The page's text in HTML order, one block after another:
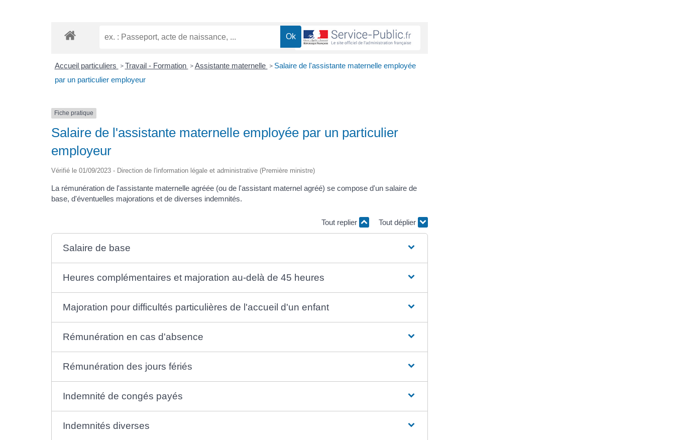
Accueil particuliers > Travail - Formation > Assistante maternelle > Salaire de l'assistante maternelle employée
par un particulier employeur
Fiche pratique
Salaire de l'assistante maternelle employée par un particulier
employeur
Vérifié le 01/09/2023 - Direction de l'information légale et administrative (Première ministre)
La rémunération de l'assistante maternelle agréée (ou de l'assistant maternel agréé) se compose d'un salaire de
base, d'éventuelles majorations et de diverses indemnités.
Tout replier Tout déplier
Salaire de base
Heures complémentaires et majoration au-delà de 45 heures
Majoration pour difficultés particulières de l'accueil d'un enfant
Rémunération en cas d'absence
Rémunération des jours fériés
Indemnité de congés payés
Indemnités diverses